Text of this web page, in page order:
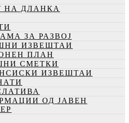
НА ДЛАНКА
ЗА РАЗВОЈ
ИЗВЕШТАИ
ПЛАН
СМЕТКИ
ИЗВЕШТАИ
ОД ЈАВЕН